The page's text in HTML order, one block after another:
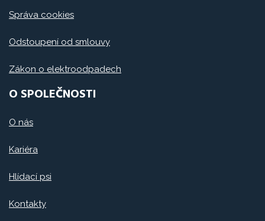
Správa cookies
Odstoupení od smlouvy
Zákon o elektroodpadech
O SPOLEČNOSTI
O nás
Kariéra
Hlídací psi
Kontakty